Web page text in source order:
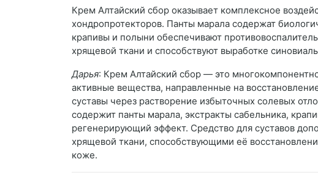
Крем Алтайский сбор оказывает комплексное
хондропротекторов. Панты марала содержат
крапивы и полыни обеспечивают
хрящевой ткани и способствуют выработке
Дарья: Крем Алтайский сбор — это
активные вещества, направленные на
суставы через растворение избыточных солевых
содержит панты марала, экстракты сабельника,
регенерирующий эффект. Средство для суставов
хрящевой ткани, способствующими её
коже.